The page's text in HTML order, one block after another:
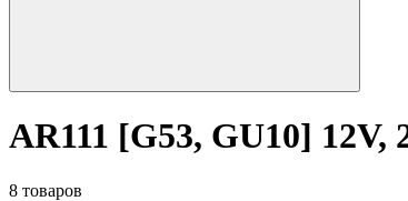
AR111 [G53, GU10] 12V,
8 товаров